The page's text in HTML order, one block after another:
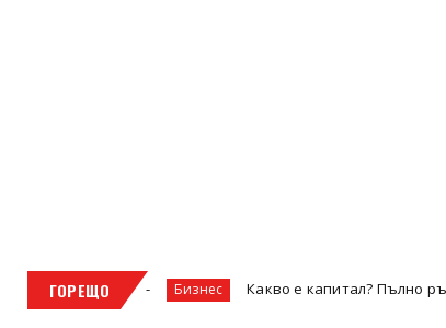
ГОРЕЩО
Бизнес Какво е капитал? Пълно ръководство за